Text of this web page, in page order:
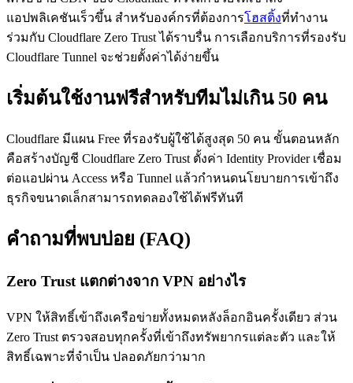
แอปพลิเคชันเร็วขึ้น สำหรับองค์กรที่ต้องการโฮสติ้งที่ทำงาน
ร่วมกับ Cloudflare Zero Trust ได้ราบรื่น การเลือกบริการที่รองรับ
Cloudflare Tunnel จะช่วยตั้งค่าได้ง่ายขึ้น
เริ่มต้นใช้งานฟรีสำหรับทีมไม่เกิน 50 คน
Cloudflare มีแผน Free ที่รองรับผู้ใช้ได้สูงสุด 50 คน ขั้นตอนหลัก
คือสร้างบัญชี Cloudflare Zero Trust ตั้งค่า Identity Provider เชื่อม
ต่อแอปผ่าน Access หรือ Tunnel แล้วกำหนดนโยบายการเข้าถึง
ธุรกิจขนาดเล็กสามารถทดลองใช้ได้ฟรีทันที
คำถามที่พบบ่อย (FAQ)
Zero Trust แตกต่างจาก VPN อย่างไร
VPN ให้สิทธิ์เข้าถึงเครือข่ายทั้งหมดหลังล็อกอินครั้งเดียว ส่วน
Zero Trust ตรวจสอบทุกครั้งที่เข้าถึงทรัพยากรแต่ละตัว และให้
สิทธิ์เฉพาะที่จำเป็น ปลอดภัยกว่ามาก